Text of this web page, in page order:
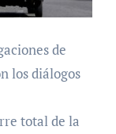
de
los diálogos
total de la